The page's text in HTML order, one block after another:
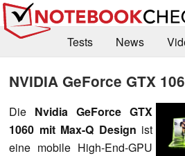
Tests News
Suche
Forum
NVIDIA GeForce GTX
Die Nvidia GeForce GTX
1060 mit Max-Q Design ist
eine mobile High-End-GPU